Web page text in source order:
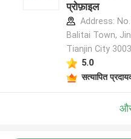
प्रोफ़ाइल
Address:
Balitai Town,
Tianjin City
5.0
सत्यापित